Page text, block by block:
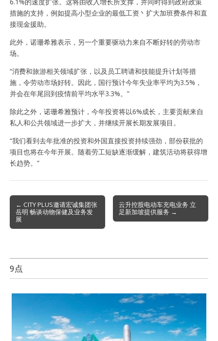
措施的支持，例如提高小型企业的最低工资丶扩大加班费条件和直
接现金援助。
此外，诺珊希雅表示，另一个重要驱动力来自不断好转的劳动市
场。
“消费和旅游相关领域扩张，以及员工聘请和技能提升计划等措
施，令劳动市场好转。因此，国行预计今年失业率平均为3.5%，
并会在年尾回到疫情前平均水平3.3%。”
除此之外，诺珊希雅预计，今年投资将以6%成长，主要贡献来自
私人和公共领域进一步扩大，并继续开展长期发展项目。
“我们看到去年批准的投资和外国直接投资持续强劲，部份获批的
项目也将在今年开展。随着劳工短缺逐渐缓解，建筑活动将获得增
长趋势。”
Post
navigation
← CITY PLUS邀请宏诚集团张
岳明 畅谈动物保健及业务发
展
云升控股电动车充电业务 立
足新加坡提供服务 →
9点